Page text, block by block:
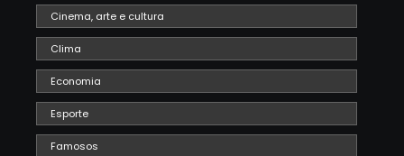
Cinema, arte e cultura
Clima
Economia
Esporte
Famosos